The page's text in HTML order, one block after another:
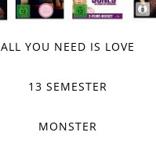
ALL YOU NEED IS LOVE
13 SEMESTER
MONSTER